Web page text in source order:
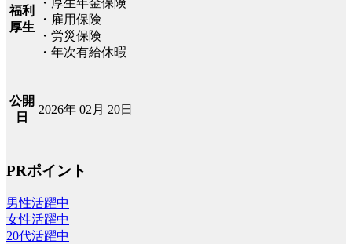
福利
厚生
・雇用保険
・労災保険
・年次有給休暇
公開
日
2026年 02月 20日
PRポイント
男性活躍中
女性活躍中
20代活躍中